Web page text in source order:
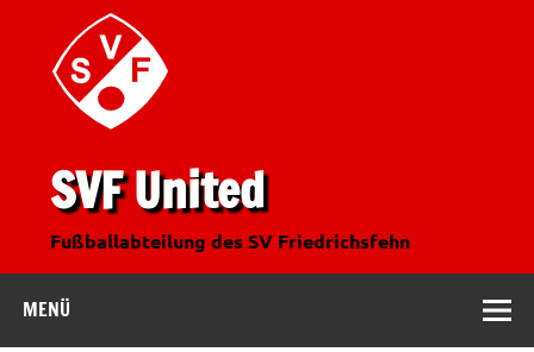
SVF United
Fußballabteilung des SV Friedrichsfehn
MENÜ